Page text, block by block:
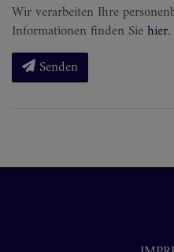
Wir verarbeiten Ihre
Informationen finden Siehier.
Senden